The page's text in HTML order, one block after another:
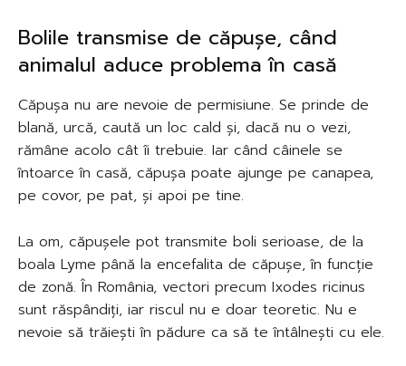
Bolile transmise de căpușe, când
animalul aduce problema în casă
Căpușa nu are nevoie de permisiune. Se prinde de
blană, urcă, caută un loc cald și, dacă nu o vezi,
rămâne acolo cât îi trebuie. Iar când câinele se
întoarce în casă, căpușa poate ajunge pe canapea,
pe covor, pe pat, și apoi pe tine.
La om, căpușele pot transmite boli serioase, de la
boala Lyme până la encefalita de căpușe, în funcție
de zonă. În România, vectori precum Ixodes ricinus
sunt răspândiți, iar riscul nu e doar teoretic. Nu e
nevoie să trăiești în pădure ca să te întâlnești cu ele.